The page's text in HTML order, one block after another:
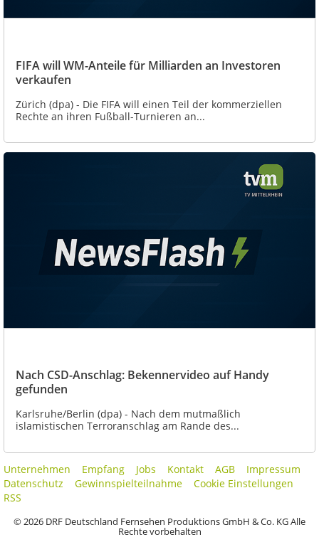
FIFA will WM-Anteile für Milliarden an Investoren
verkaufen
Zürich (dpa) - Die FIFA will einen Teil der kommerziellen
Rechte an ihren Fußball-Turnieren an...
Nach CSD-Anschlag: Bekennervideo auf Handy
gefunden
Karlsruhe/Berlin (dpa) - Nach dem mutmaßlich
islamistischen Terroranschlag am Rande des...
Unternehmen Empfang Jobs Kontakt AGB
Impressum
Datenschutz
Gewinnspielteilnahme
Cookie Einstellungen
RSS
© 2026 DRF Deutschland Fernsehen Produktions GmbH & Co. KG Alle
Rechte vorbehalten